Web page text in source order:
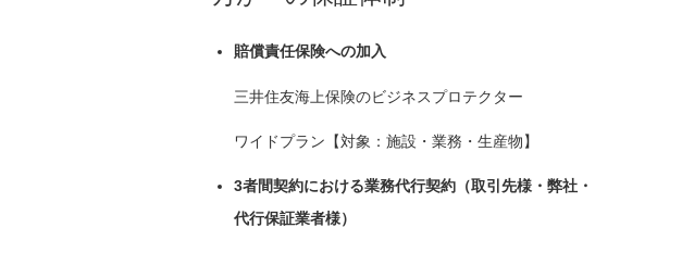
賠償責任保険への加入
三井住友海上保険のビジネスプロテクター
ワイドプラン【対象：施設・業務・生産物】
3者間契約における業務代行契約（取引先様・弊社・
代行保証業者様）